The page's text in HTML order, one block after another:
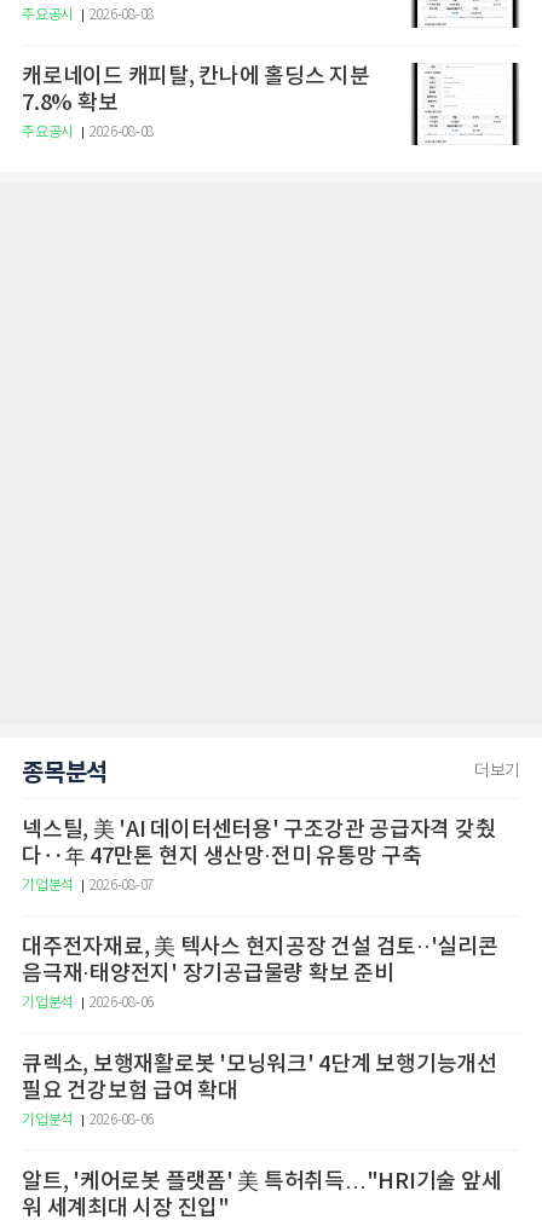
주요공시 2026-08-08
캐로네이드 캐피탈, 칸나에 홀딩스 지분
7.8% 확보
주요공시 2026-08-08
종목분석 더보기
넥스틸, 美 'AI 데이터센터용' 구조강관 공급자격 갖췄
다‥年 47만톤 현지 생산망·전미 유통망 구축
기업분석 2026-08-07
대주전자재료, 美 텍사스 현지공장 건설 검토··'실리콘
음극재·태양전지' 장기공급물량 확보 준비
기업분석 2026-08-06
큐렉소, 보행재활로봇 '모닝워크' 4단계 보행기능개선
필요 건강보험 급여 확대
기업분석 2026-08-06
알트, '케어로봇 플랫폼' 美 특허취득…"HRI기술 앞세
워 세계최대 시장 진입"